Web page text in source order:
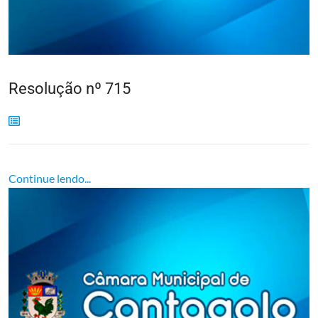
Resolução nº 715
Continue lendo...